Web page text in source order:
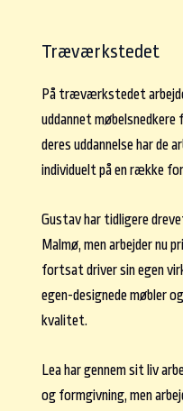
Træværkstedet
På træværkstedet
uddannet møbelsnedkere
deres uddannelse har de
individuelt på en række
Gustav har tidligere
Malmø, men arbejder nu
fortsat driver sin egen
egen-designede møbler
kvalitet.
Lea har gennem sit liv
og formgivning, men